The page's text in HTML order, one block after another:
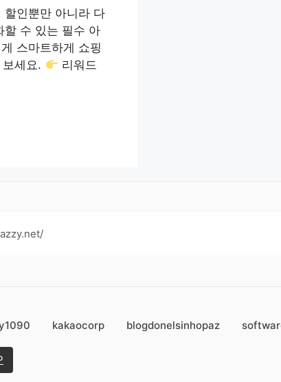
할인뿐만 아니라 다
할 수 있는 필수 아
스마트하게 쇼핑
세요.
리워드
kakaocorp blogdonelsinhopaz